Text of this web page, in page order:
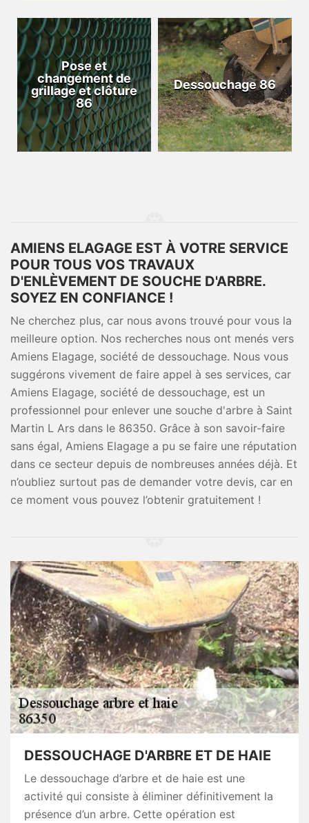
Pose et
changement de
grillage et clôture
86
Dessouchage 86
AMIENS ELAGAGE EST À VOTRE SERVICE
POUR TOUS VOS TRAVAUX
D'ENLÈVEMENT DE SOUCHE D'ARBRE.
SOYEZ EN CONFIANCE !
Ne cherchez plus, car nous avons trouvé pour vous la
meilleure option. Nos recherches nous ont menés vers
Amiens Elagage, société de dessouchage. Nous vous
suggérons vivement de faire appel à ses services, car
Amiens Elagage, société de dessouchage, est un
professionnel pour enlever une souche d'arbre à Saint
Martin L Ars dans le 86350. Grâce à son savoir-faire
sans égal, Amiens Elagage a pu se faire une réputation
dans ce secteur depuis de nombreuses années déjà. Et
n’oubliez surtout pas de demander votre devis, car en
ce moment vous pouvez l’obtenir gratuitement !
DESSOUCHAGE D'ARBRE ET DE HAIE
Le dessouchage d’arbre et de haie est une
activité qui consiste à éliminer définitivement la
présence d’un arbre. Cette opération est